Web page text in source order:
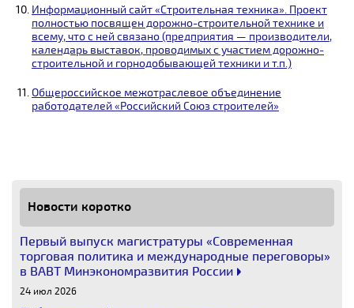
Информационный сайт «Строительная техника». Проект
полностью посвящен дорожно-строительной технике и
всему, что с ней связано (предприятия — производители,
календарь выставок, проводимых с участием дорожно-
строительной и горнодобывающей техники и т.п.)
Общероссийское межотраслевое объединение
работодателей «Российский Союз строителей»
Новости коротко
Первый выпуск магистратуры «Современная
торговая политика и международные переговоры»
в ВАВТ Минэкономразвития России
24 июл 2026